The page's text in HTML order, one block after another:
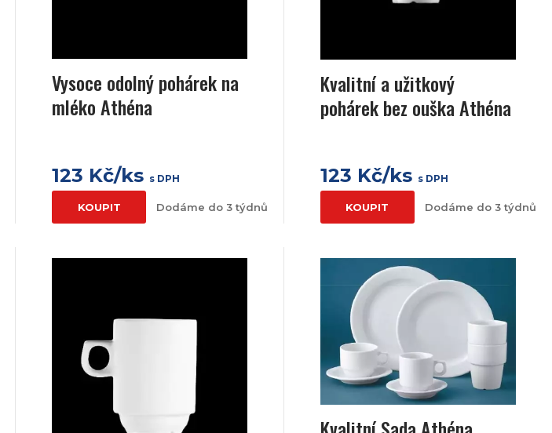
Vysoce odolný pohárek na
mléko Athéna
123 Kč/ks s DPH
KOUPIT Dodáme do 3 týdnů
Kvalitní a užitkový
pohárek bez ouška Athéna
123 Kč/ks s DPH
KOUPIT Dodáme do 3 týdnů